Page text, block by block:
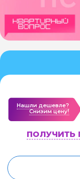
Нашли дешевле?
Cнизим цену!
ПОЛУЧИТЬ